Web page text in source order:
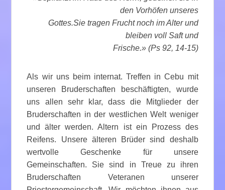
den Vorhöfen unseres
Gottes.Sie tragen Frucht noch im Alter und
bleiben voll Saft und
Frische.» (Ps 92, 14-15)
Als wir uns beim internat. Treffen in Cebu mit
unseren Bruderschaften beschäftigten, wurde
uns allen sehr klar, dass die Mitglieder der
Bruderschaften in der westlichen Welt weniger
und älter werden. Altern ist ein Prozess des
Reifens. Unsere älteren Brüder sind deshalb
wertvolle Geschenke für unsere
Gemeinschaften. Sie sind in Treue zu ihren
Bruderschaften Veteranen unserer